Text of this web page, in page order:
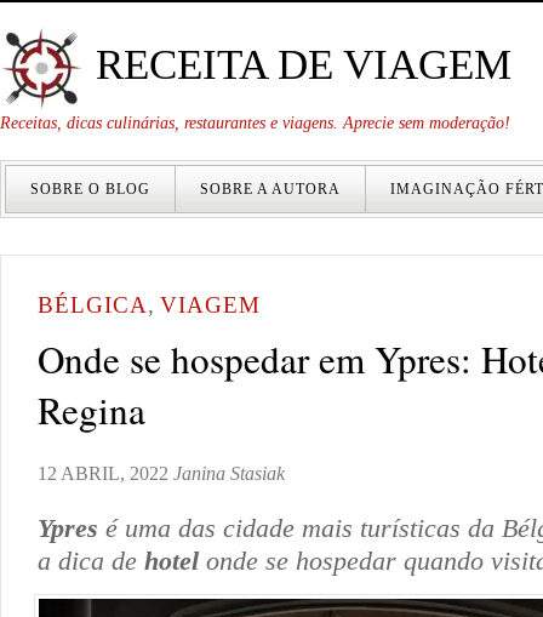
RECEITA DE VIAGEM
Receitas, dicas culinárias, restaurantes e viagens. Aprecie sem moderação!
SOBRE O BLOG SOBRE A AUTORA IMAGINAÇÃO
BÉLGICA, VIAGEM
Onde se hospedar em Ypres:
Regina
12 ABRIL, 2022 Janina Stasiak
Ypres é uma das cidade mais turísticas da
a dica de hotel onde se hospedar quando